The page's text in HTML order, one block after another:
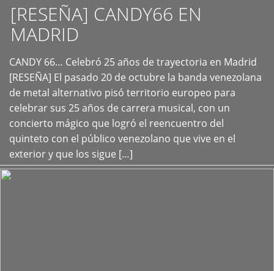
[RESEÑA] CANDY66 EN
MADRID
CANDY 66… Celebró 25 años de trayectoria en Madrid
[RESEÑA] El pasado 20 de octubre la banda venezolana
de metal alternativo pisó territorio europeo para
celebrar sus 25 años de carrera musical, con un
concierto mágico que logró el reencuentro del
quinteto con el público venezolano que vive en el
exterior y que los sigue […]
+